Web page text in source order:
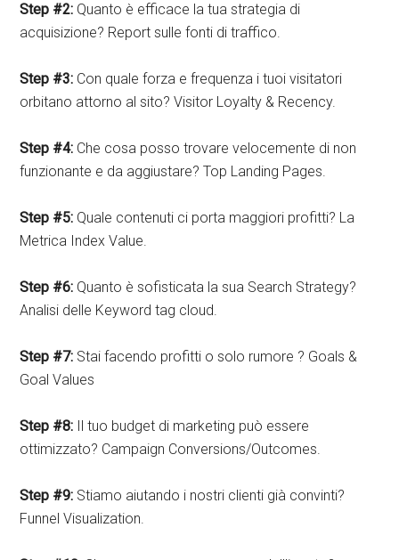
Step #2: Quanto è efficace la tua strategia di
acquisizione? Report sulle fonti di traffico.
Step #3: Con quale forza e frequenza i tuoi visitatori
orbitano attorno al sito? Visitor Loyalty & Recency.
Step #4: Che cosa posso trovare velocemente di non
funzionante e da aggiustare? Top Landing Pages.
Step #5: Quale contenuti ci porta maggiori profitti? La
Metrica Index Value.
Step #6: Quanto è sofisticata la sua Search Strategy?
Analisi delle Keyword tag cloud.
Step #7: Stai facendo profitti o solo rumore ? Goals &
Goal Values
Step #8: Il tuo budget di marketing può essere
ottimizzato? Campaign Conversions/Outcomes.
Step #9: Stiamo aiutando i nostri clienti già convinti?
Funnel Visualization.